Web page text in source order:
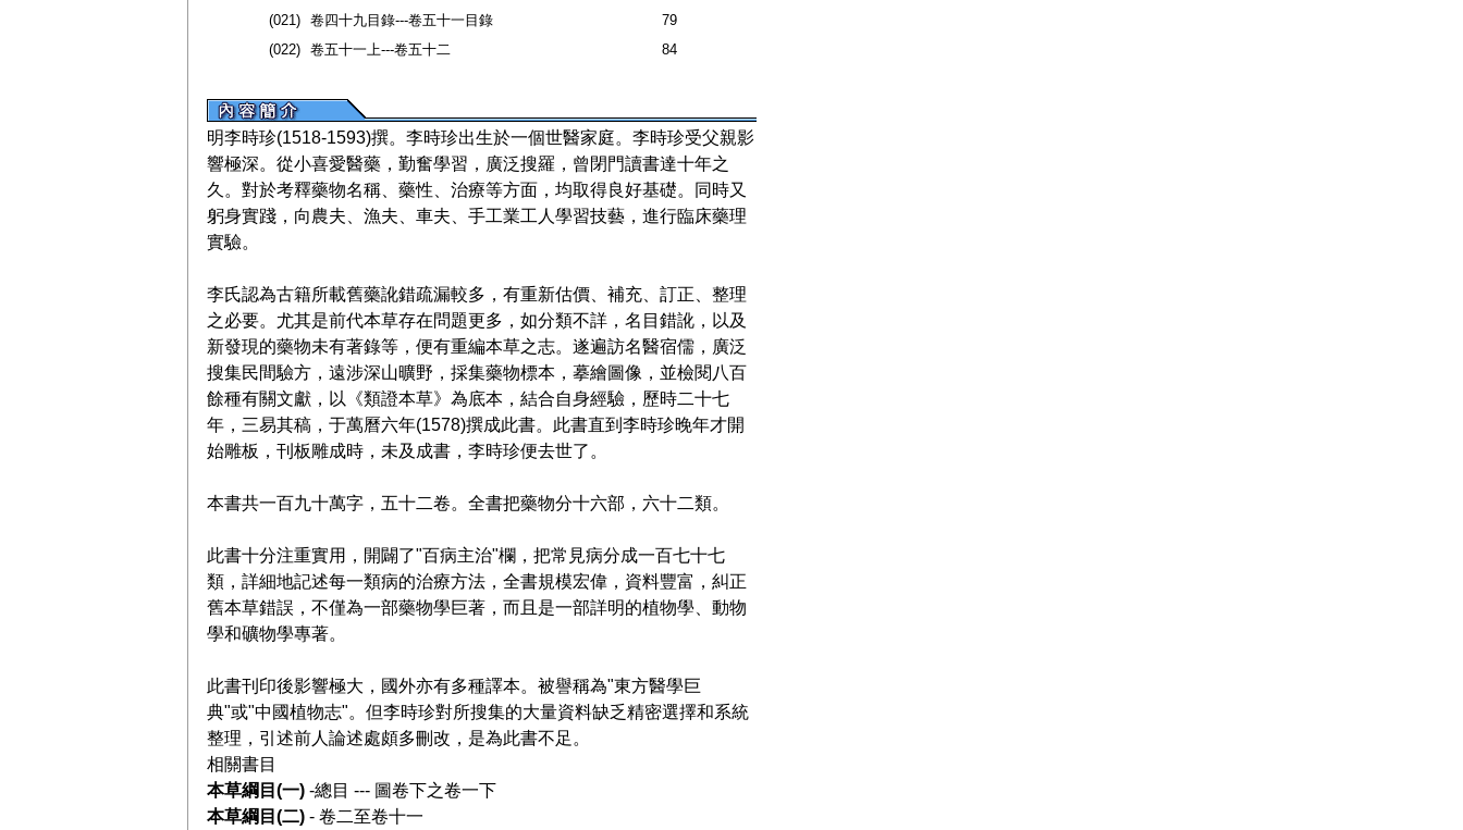
(021) 卷四十九目錄---卷五十一目錄
79
(022) 卷五十一上---卷五十二 84
明李時珍(1518-1593)撰。李時珍出生於一個世醫家庭。李時珍受父親影
響極深。從小喜愛醫藥，勤奮學習，廣泛搜羅，曾閉門讀書達十年之
久。對於考釋藥物名稱、藥性、治療等方面，均取得良好基礎。同時又
躬身實踐，向農夫、漁夫、車夫、手工業工人學習技藝，進行臨床藥理
實驗。
李氏認為古籍所載舊藥訛錯疏漏較多，有重新估價、補充、訂正、整理
之必要。尤其是前代本草存在問題更多，如分類不詳，名目錯訛，以及
新發現的藥物未有著錄等，便有重編本草之志。遂遍訪名醫宿儒，廣泛
搜集民間驗方，遠涉深山曠野，採集藥物標本，摹繪圖像，並檢閱八百
餘種有關文獻，以《類證本草》為底本，結合自身經驗，歷時二十七
年，三易其稿，于萬曆六年(1578)撰成此書。此書直到李時珍晚年才開
始雕板，刊板雕成時，未及成書，李時珍便去世了。
本書共一百九十萬字，五十二卷。全書把藥物分十六部，六十二類。
此書十分注重實用，開闢了"百病主治"欄，把常見病分成一百七十七
類，詳細地記述每一類病的治療方法，全書規模宏偉，資料豐富，糾正
舊本草錯誤，不僅為一部藥物學巨著，而且是一部詳明的植物學、動物
學和礦物學專著。
此書刊印後影響極大，國外亦有多種譯本。被譽稱為"東方醫學巨
典"或"中國植物志"。但李時珍對所搜集的大量資料缺乏精密選擇和系統
整理，引述前人論述處頗多刪改，是為此書不足。
相關書目
本草綱目(一) -總目 --- 圖卷下之卷一下
本草綱目(二) - 卷二至卷十一